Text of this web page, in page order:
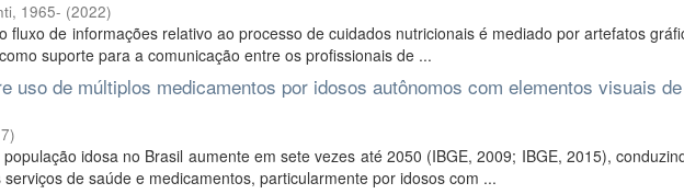
1965- (2022)
fluxo de informações relativo ao processo de cuidados nutricionais é mediado por artefatos
suporte para a comunicação entre os profissionais de ...
uso de múltiplos medicamentos por idosos autônomos com elementos visuais de
)
idosa no Brasil aumente em sete vezes até 2050 (IBGE, 2009; IBGE, 2015),
de saúde e medicamentos, particularmente por idosos com ...